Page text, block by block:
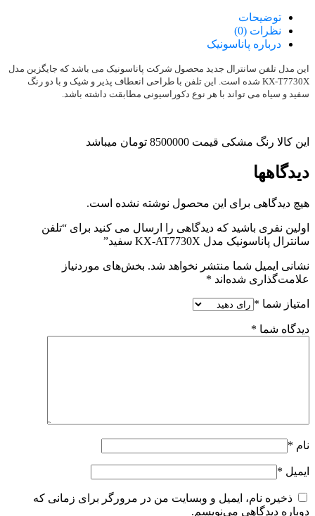
توضیحات
نظرات (0)
درباره پاناسونیک
این مدل تلفن سانترال جدید محصول شرکت پاناسونیک می باشد که جایگزین مدل
KX-T7730X شده است. این تلفن با طراحی انعطاف پذیر و شیک و با دو رنگ
سفید و سیاه می تواند با هر نوع دکوراسیونی مطابقت داشته باشد.
این کالا رنگ مشکی قیمت 8500000 تومان میباشد
دیدگاهها
هیچ دیدگاهی برای این محصول نوشته نشده است.
اولین نفری باشید که دیدگاهی را ارسال می کنید برای “تلفن
سانترال پاناسونیک مدل KX-AT7730X سفید”
نشانی ایمیل شما منتشر نخواهد شد. بخش‌های موردنیاز
علامت‌گذاری شده‌اند *
امتیاز شما *
دیدگاه شما *
نام *
ایمیل *
ذخیره نام، ایمیل و وبسایت من در مرورگر برای زمانی که
دوباره دیدگاهی می‌نویسم.